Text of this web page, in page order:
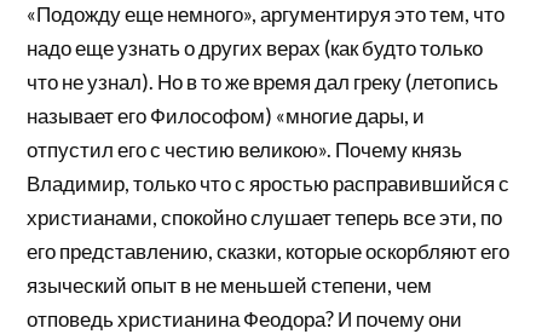
«Подожду еще немного», аргументируя это тем, что
надо еще узнать о других верах (как будто только
что не узнал). Но в то же время дал греку (летопись
называет его Философом) «многие дары, и
отпустил его с честию великою». Почему князь
Владимир, только что с яростью расправившийся с
христианами, спокойно слушает теперь все эти, по
его представлению, сказки, которые оскорбляют его
языческий опыт в не меньшей степени, чем
отповедь христианина Феодора? И почему они